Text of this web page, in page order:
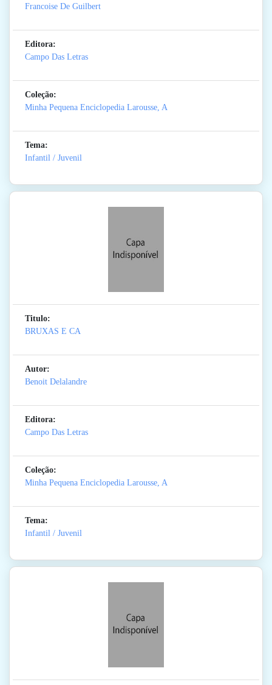
Francoise De Guilbert
Editora:
Campo Das Letras
Coleção:
Minha Pequena Enciclopedia Larousse, A
Tema:
Infantil / Juvenil
Titulo:
BRUXAS E CA
Autor:
Benoit Delalandre
Editora:
Campo Das Letras
Coleção:
Minha Pequena Enciclopedia Larousse, A
Tema:
Infantil / Juvenil